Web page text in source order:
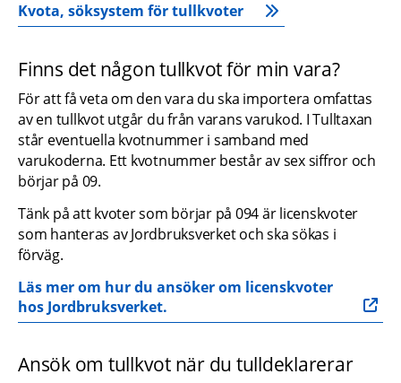
Kvota, söksystem för tullkvoter
Finns det någon tullkvot för min vara?
För att få veta om den vara du ska importera omfattas
av en tullkvot utgår du från varans varukod. I Tulltaxan
står eventuella kvotnummer i samband med
varukoderna. Ett kvotnummer består av sex siffror och
börjar på 09.
Tänk på att kvoter som börjar på 094 är licenskvoter
som hanteras av Jordbruksverket och ska sökas i
förväg.
Läs mer om hur du ansöker om licenskvoter
hos Jordbruksverket.
Ansök om tullkvot när du tulldeklarerar